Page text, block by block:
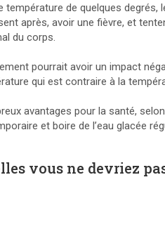
température de quelques
après, avoir une fièvre, et
du corps.
pourrait avoir un impact
qui est contraire à la
avantages pour la santé,
et boire de l’eau glacée
vous ne devriez